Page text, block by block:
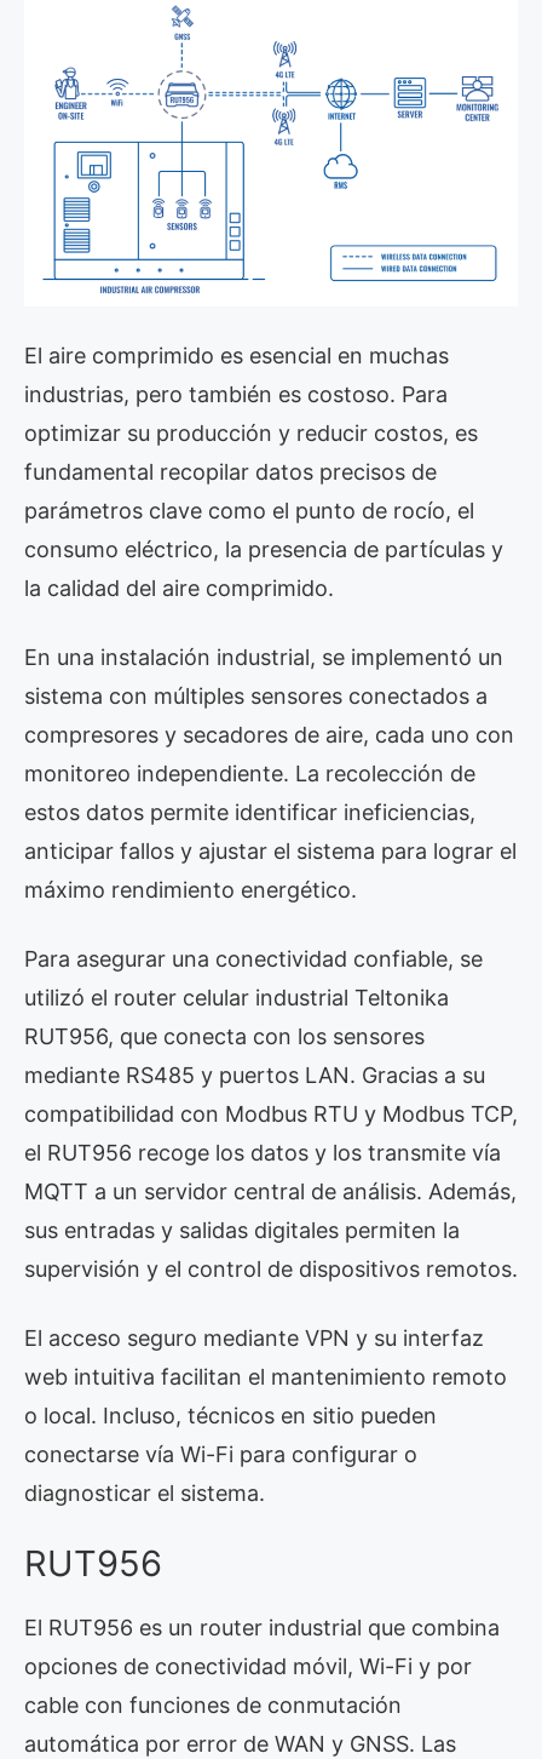
El aire comprimido es esencial en muchas
industrias, pero también es costoso. Para
optimizar su producción y reducir costos, es
fundamental recopilar datos precisos de
parámetros clave como el punto de rocío, el
consumo eléctrico, la presencia de partículas y
la calidad del aire comprimido.
En una instalación industrial, se implementó un
sistema con múltiples sensores conectados a
compresores y secadores de aire, cada uno con
monitoreo independiente. La recolección de
estos datos permite identificar ineficiencias,
anticipar fallos y ajustar el sistema para lograr el
máximo rendimiento energético.
Para asegurar una conectividad confiable, se
utilizó el router celular industrial Teltonika
RUT956, que conecta con los sensores
mediante RS485 y puertos LAN. Gracias a su
compatibilidad con Modbus RTU y Modbus TCP,
el RUT956 recoge los datos y los transmite vía
MQTT a un servidor central de análisis. Además,
sus entradas y salidas digitales permiten la
supervisión y el control de dispositivos remotos.
El acceso seguro mediante VPN y su interfaz
web intuitiva facilitan el mantenimiento remoto
o local. Incluso, técnicos en sitio pueden
conectarse vía Wi-Fi para configurar o
diagnosticar el sistema.
RUT956
El RUT956 es un router industrial que combina
opciones de conectividad móvil, Wi-Fi y por
cable con funciones de conmutación
automática por error de WAN y GNSS. Las